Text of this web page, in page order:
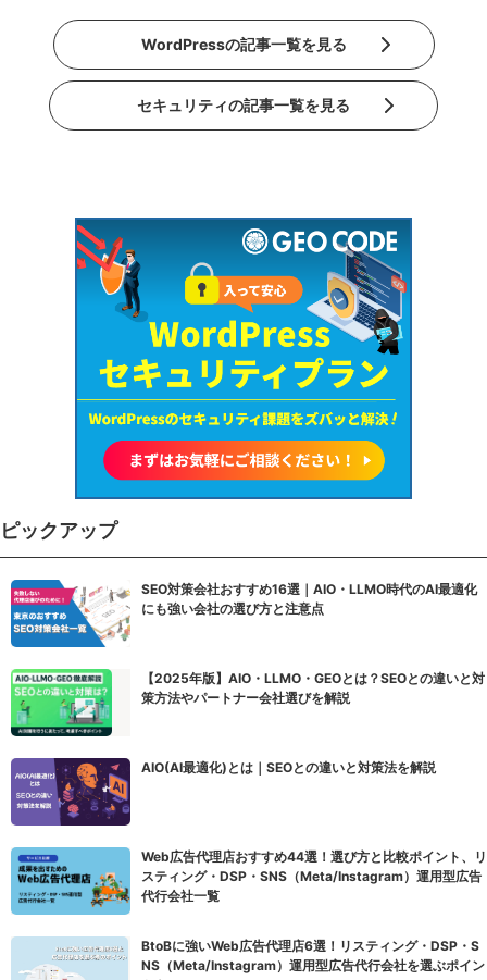
WordPressの記事一覧を見る
セキュリティの記事一覧を見る
ピックアップ
SEO対策会社おすすめ16選｜AIO・LLMO時代のAI最適化
にも強い会社の選び方と注意点
【2025年版】AIO・LLMO・GEOとは？SEOとの違いと対
策方法やパートナー会社選びを解説
AIO(AI最適化)とは｜SEOとの違いと対策法を解説
Web広告代理店おすすめ44選！選び方と比較ポイント、リ
スティング・DSP・SNS（Meta/Instagram）運用型広告
代行会社一覧
BtoBに強いWeb広告代理店6選！リスティング・DSP・S
NS（Meta/Instagram）運用型広告代行会社を選ぶポイン